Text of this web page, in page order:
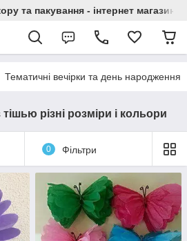
та пакування - інтернет магазин
Тематичні вечірки та день народження
різні розміри і кольори
0 Фільтри